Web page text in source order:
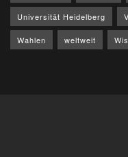
Universität Heidelberg
Wahlen weltweit